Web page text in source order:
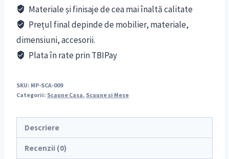
Materiale și finisaje de cea mai înaltă calitate
Prețul final depinde de mobilier, materiale,
dimensiuni, accesorii.
Plata în rate prin TBIPay
SKU: MP-SCA-009
Categorii: Scaune Casa, Scaune si Mese
Descriere
Recenzii (0)